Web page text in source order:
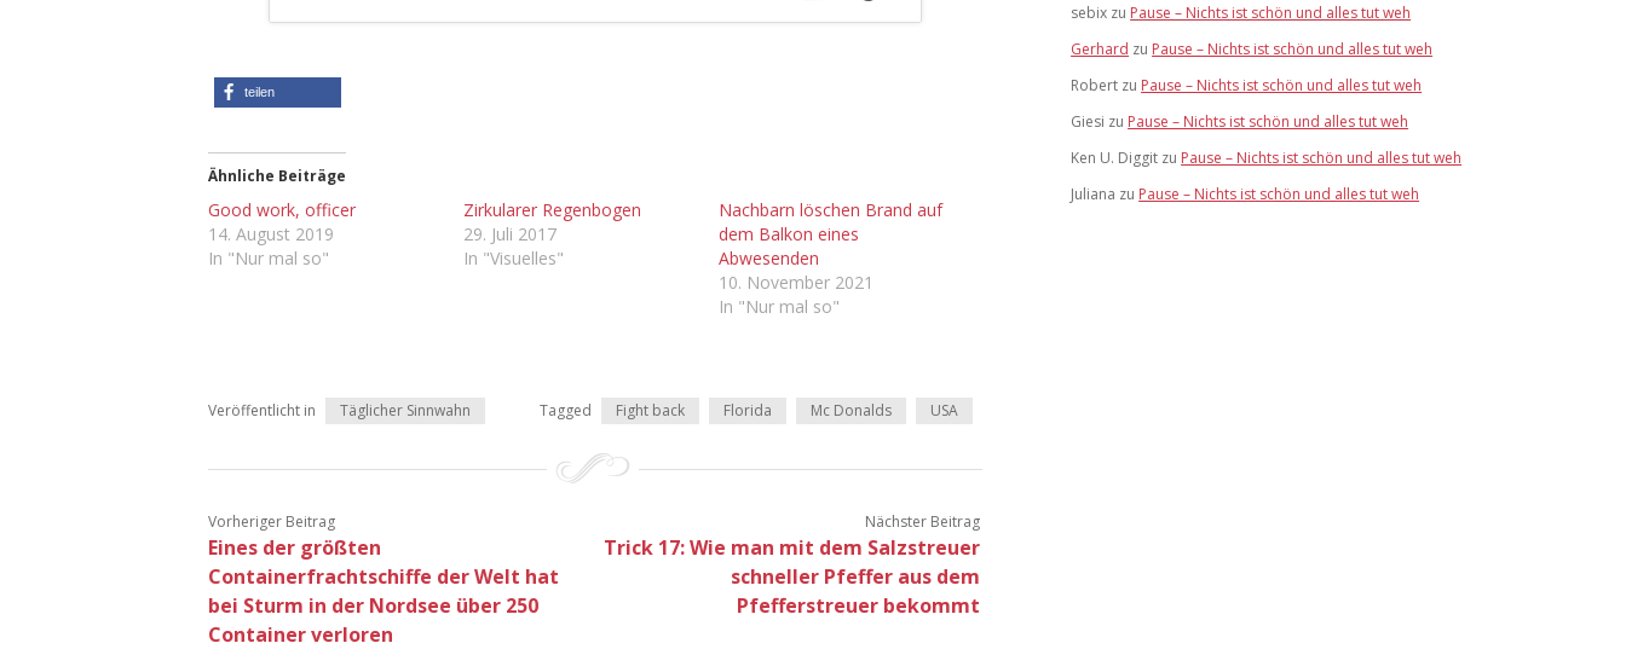
teilen
Ähnliche Beiträge
Good work, officer
14. August 2019
In "Nur mal so"
Zir­ku­larer Regenbogen
29. Juli 2017
In "Visuelles"
Nachbarn löschen Brand auf
dem Balkon eines
Abwesenden
10. November 2021
In "Nur mal so"
Veröffentlicht in Täglicher Sinnwahn Tagged Fight back Florida Mc Donalds USA
Vorheriger Beitrag
Eines der größten
Containerfrachtschiffe der Welt hat
bei Sturm in der Nordsee über 250
Container verloren
Nächster Beitrag
Trick 17: Wie man mit dem Salzstreuer
schneller Pfeffer aus dem
Pfefferstreuer bekommt
sebix zu Pause – Nichts ist schön und alles tut weh
Gerhard zu Pause – Nichts ist schön und alles tut weh
Robert zu Pause – Nichts ist schön und alles tut weh
Giesi zu Pause – Nichts ist schön und alles tut weh
Ken U. Diggit zu Pause – Nichts ist schön und alles tut weh
Juliana zu Pause – Nichts ist schön und alles tut weh